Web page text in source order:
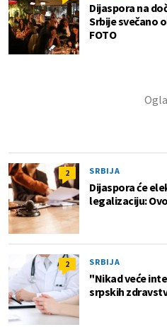
Dijaspora na
Srbije svečano
FOTO
2 SRBIJA
Dijaspora će
legalizaciju:
2 SRBIJA
"Nikad veće
srpskih